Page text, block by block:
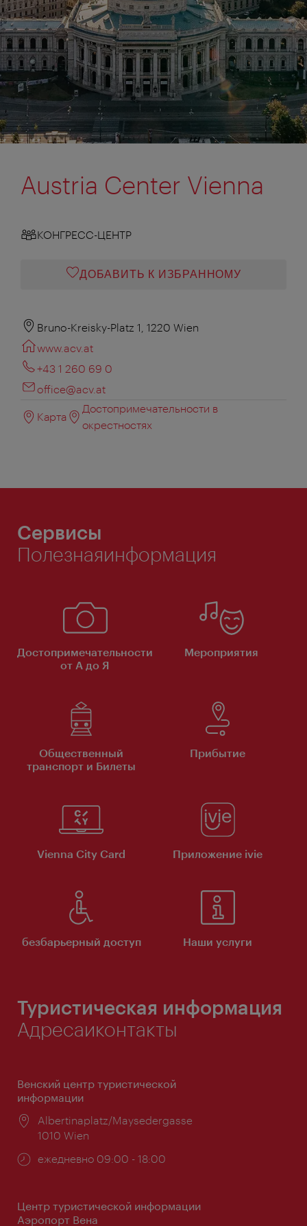
Austria Center Vienna
КОНГРЕСС-ЦЕНТР
ДОБАВИТЬ К ИЗБРАННОМУ
Bruno-Kreisky-Platz 1, 1220 Wien
www.acv.at
+43 1 260 69 0
office@acv.at
Карта
Достопримечательности в
окрестностях
Сервисы
Полезнаяинформация
Достопримечательности
от А до Я
Мероприятия
Общественный
транспорт и Билеты
Прибытие
Vienna City Card Приложение ivie
безбарьерный доступ Наши услуги
Туристическая информация
Адресаиконтакты
Венский центр туристической
информации
Расположение:
Albertinaplatz/Maysedergasse
1010 Wien
Часы
ежедневно 09:00 - 18:00
Центр туристической информации
Аэропорт Вена